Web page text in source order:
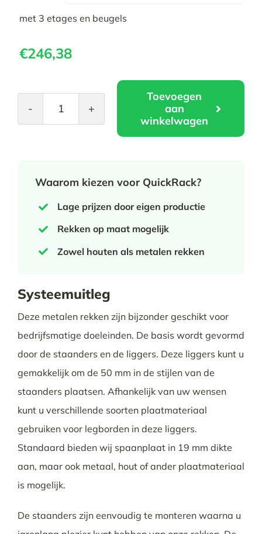
met 3 etages en beugels
€246,38
aantal
Toevoegen
aan
winkelwagen
Waarom kiezen voor QuickRack?
Lage prijzen door eigen productie
Rekken op maat mogelijk
Zowel houten als metalen rekken
Systeemuitleg
Deze metalen rekken zijn bijzonder geschikt voor
bedrijfsmatige doeleinden. De basis wordt gevormd
door de staanders en de liggers. Deze liggers kunt u
gemakkelijk om de 50 mm in de stijlen van de
staanders plaatsen. Afhankelijk van uw wensen
kunt u verschillende soorten plaatmateriaal
gebruiken voor legborden in deze liggers.
Standaard bieden wij spaanplaat in 19 mm dikte
aan, maar ook metaal, hout of ander plaatmateriaal
is mogelijk.
De staanders zijn eenvoudig te monteren waarna u